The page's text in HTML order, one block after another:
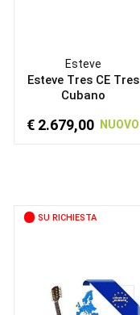
Esteve
Esteve Tres CE Tres
Cubano
€ 2.679,00 NUOVO
SU RICHIESTA